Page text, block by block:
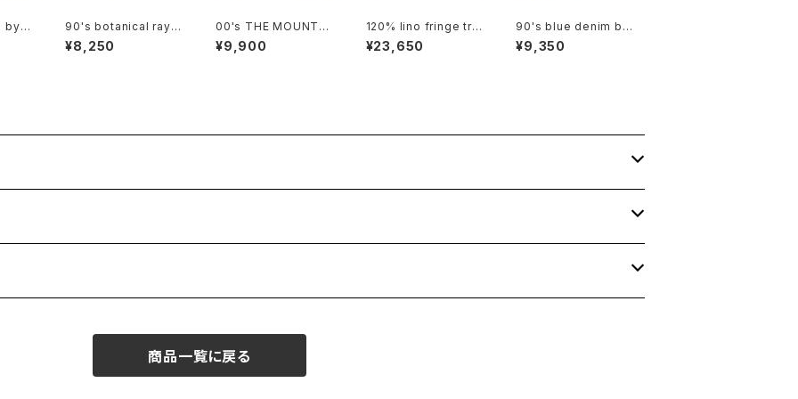
by L
a
90's botanical rayo
n tucked Culottes
¥8,250
00's THE MOUNTAI
N white tiger tie-dy
e tee Dress
¥9,900
120% lino fringe tri
mmed collarless Ja
cket
¥23,650
90's blue denim bo
x Shirt
¥9,350
商品一覧に戻る